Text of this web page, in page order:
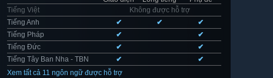
Tiếng Việt
Không được hỗ trợ
Tiếng Anh
✔ ✔
✔
Tiếng Pháp
✔
✔
Tiếng Đức
✔
✔
Tiếng Tây Ban Nha - TBN
✔
✔
Xem tất cả 11 ngôn ngữ được hỗ trợ